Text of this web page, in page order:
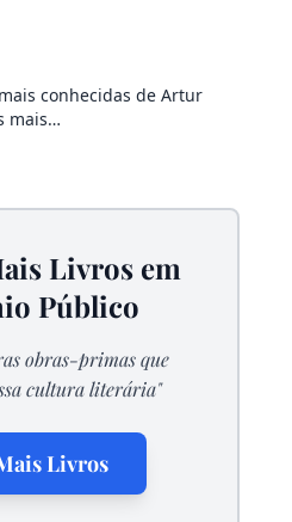
conhecidas de Artur
mais…
Livros em
Público
obras-primas que
cultura literária"
Livros